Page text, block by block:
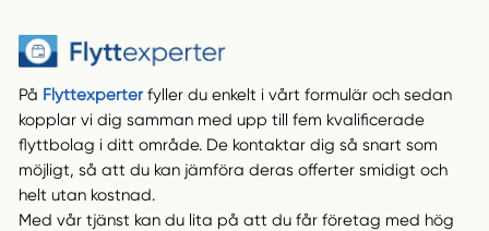
På Flyttexperterfyller du enkelt i vårt formulär och sedan
kopplar vi dig samman med upp till fem kvalificerade
flyttbolag i ditt område. De kontaktar dig så snart som
möjligt, så att du kan jämföra deras offerter smidigt och
helt utan kostnad.
Med vår tjänst kan du lita på att du får företag med hög